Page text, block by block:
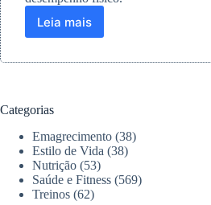
Leia mais
Por
fortalecer
é
essencial
para
saúde
e
Categorias
Emagrecimento (38)
Estilo de Vida (38)
Nutrição (53)
Saúde e Fitness (569)
Treinos (62)